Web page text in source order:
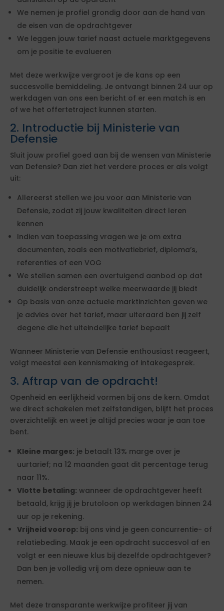
We nemen je profiel grondig door aan de hand van
de eisen van de opdrachtgever
We leggen jouw tarief naast actuele marktgegevens
om je positie te evalueren
Met deze werkwijze vergroot je de kans op een
succesvolle bemiddeling. Je ontvangt binnen 24 uur op
werkdagen van ons een bericht of er een match is en
of we het offertetraject kunnen starten.
2. Introductie bij Ministerie van
Defensie
Sluit jouw profiel goed aan bij de wensen van Ministerie
van Defensie? Dan ziet het verdere proces er als volgt
uit:
Allereerst stellen we jou voor aan Ministerie van
Defensie, zodat zij jouw kwaliteiten direct leren
kennen
Indien van toepassing vragen we je om extra
documenten, zoals een motivatiebrief, diploma’s,
referenties of een VOG
We stellen samen een overtuigend aanbod op dat
duidelijk onderstreept welke meerwaarde jij biedt
Op basis van onze actuele marktinzichten geven we
je advies over het tarief, maar uiteraard ben jij zelf
degene die het uiteindelijke tarief bepaalt
Wanneer Ministerie van Defensie enthousiast reageert,
volgt meestal een kennismaking of intakegesprek.
3. Aftrap van de opdracht!
Openheid en eerlijkheid vormen bij ons de kern. Omdat
we direct schakelen met zelfstandigen, blijft het proces
overzichtelijk en weet je altijd precies waar je aan toe
bent.
Kleine marges: je betaalt 13% marge over je
uurtarief; na 12 maanden gaat dit percentage terug
naar 11%.
Vlotte betaling: wanneer de opdrachtgever heeft
betaald, krijg jij je brutoloon op werkdagen binnen 24
uur op je rekening.
Vrijheid voorop: bij ons vind je geen concurrentie- of
relatiebeding. Maak je een opdracht succesvol af en
volgt er een nieuwe klus bij dezelfde opdrachtgever?
Dan ben je volledig vrij om deze opnieuw aan te
nemen.
Met deze transparante werkwijze profiteer jij van